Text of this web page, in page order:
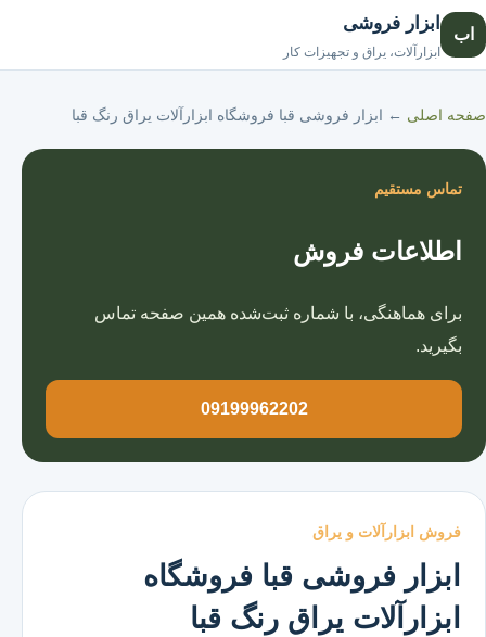
اب
ابزار فروشی
ابزارآلات، یراق و تجهیزات کار
صفحه اصلی ← ابزار فروشی قبا فروشگاه ابزارآلات یراق رنگ قبا
فروش ابزارآلات و یراق
ابزار فروشی قبا فروشگاه
ابزارآلات یراق رنگ قبا
تماس مستقیم
اطلاعات فروش
برای هماهنگی، با شماره ثبت‌شده همین صفحه تماس
بگیرید.
09199962202